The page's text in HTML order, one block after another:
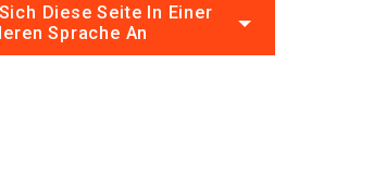
Diese Seite In Einer
Sprache An